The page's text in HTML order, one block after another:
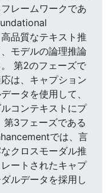
レームワークであ
品質なテキスト推
モデルの論理推論
第2のフェーズで
は、キャプション
ータを使用して、
コンテキストにプ
第3フェーズである
では、言
クロスモーダル推
ートされたキャプ
ルデータを採用し